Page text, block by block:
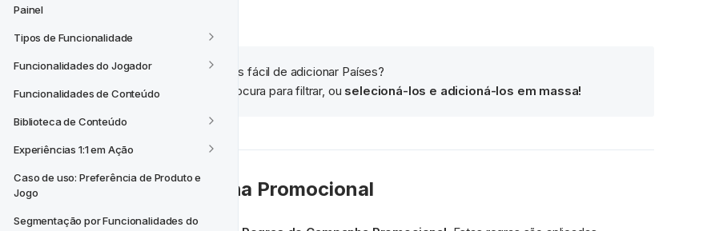
Painel
Tipos de Funcionalidade
Funcionalidades do Jogador
Funcionalidades de Conteúdo
Biblioteca de Conteúdo
Experiências 1:1 em Ação
Caso de uso: Preferência de Produto e
Jogo
Segmentação por Funcionalidades do
Precisa de uma forma mais fácil de adicionar Países?
Pode digitar o País que procura para filtrar, ou selecioná-los e adicioná-los em massa!
Regras de Campanha Promocional